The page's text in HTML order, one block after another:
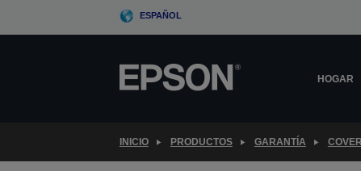
ESPAÑOL
HOGAR
INICIO PRODUCTOS GARANTÍA